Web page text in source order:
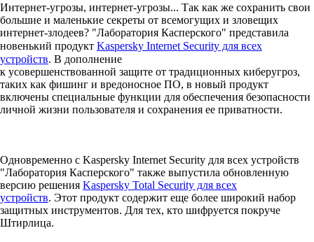
Интернет-угрозы, интернет-угрозы... Так как же сохранить свои
большие и маленькие секреты от всемогущих и зловещих
интернет-злодеев? "Лаборатория Касперского" представила
новенький продукт Kaspersky Internet Security для всех
устройств. В дополнение
к усовершенствованной защите от традиционных киберугроз,
таких как фишинг и вредоносное ПО, в новый продукт
включены специальные функции для обеспечения безопасности
личной жизни пользователя и сохранения ее приватности.
Одновременно с Kaspersky Internet Security для всех устройств
"Лаборатория Касперского" также выпустила обновленную
версию решения Kaspersky Total Security для всех
устройств. Этот продукт содержит еще более широкий набор
защитных инструментов. Для тех, кто шифруется покруче
Штирлица.